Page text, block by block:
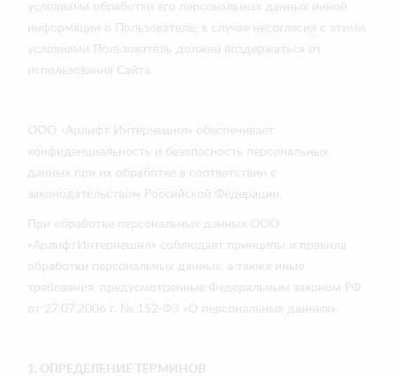
условиями обработки его персональных данных ииной
информации о Пользователе; в случае несогласия с этими
условиями Пользователь должен воздержаться от
использования Сайта.
ООО «Арлифт Интернешнл» обеспечивает
конфиденциальность и безопасность персональных
данных при их обработке в соответствии с
законодательством Российской Федерации.
При обработке персональных данных ООО
«АрлифтИнтернешнл» соблюдает принципы и правила
обработки персональных данных, а также иные
требования, предусмотренные Федеральным законом РФ
от 27.07.2006 г. № 152-ФЗ «О персональных данных».
1. ОПРЕДЕЛЕНИЕ ТЕРМИНОВ